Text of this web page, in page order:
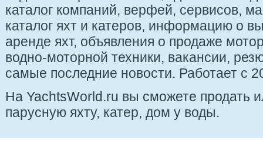
каталог компаний, верфей, сервисов,
каталог яхт и катеров, информацию о
аренде яхт, объявления о продаже
водно-моторной техники, вакансии,
самые последние новости. Работает с
На YachtsWorld.ru вы сможете продать
парусную яхту, катер, дом у воды.